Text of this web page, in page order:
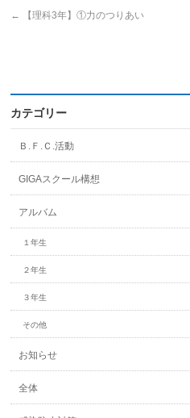
← 【理科3年】①力のつりあい
カテゴリー
Ｂ.Ｆ.Ｃ.活動
GIGAスクール構想
アルバム
１年生
２年生
３年生
その他
お知らせ
全体